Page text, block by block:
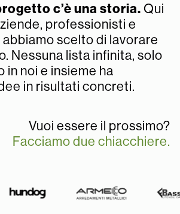
c’è una storia. Qui
professionisti e
scelto di lavorare
Nessuna lista infinita, solo
in noi e insieme ha
in risultati concreti.
Vuoi essere il prossimo?
Facciamo due chiacchiere.